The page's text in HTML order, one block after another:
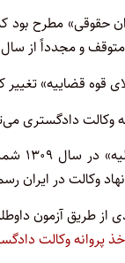
حقوقی» مطرح
از سال ۹۶ از سر گرفته شد.
قوه قضاییه»
وکالت دادگستری
در سال ۱۳۳۱ با تصویب
وکالت در ایران
از طریق آزمون
پروانه وکالت